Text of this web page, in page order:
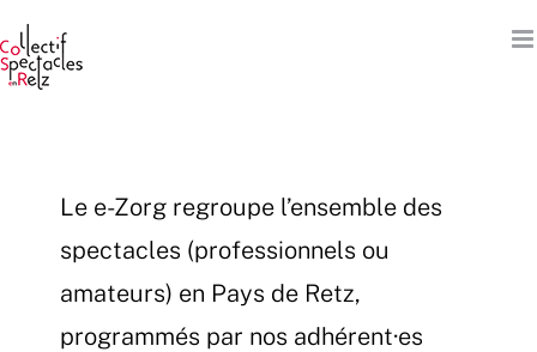
au
contenu
Le e-Zorg regroupe l’ensemble des
spectacles (professionnels ou
amateurs) en Pays de Retz,
programmés par nos adhérent·es